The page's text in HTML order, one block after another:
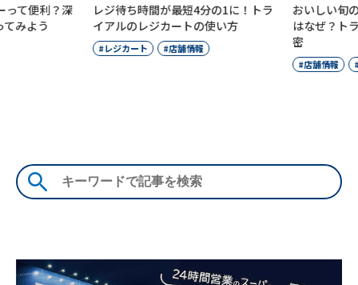
て便利？深
みよう
レジ待ち時間が最短4分の1に！トラ
イアルのレジカートの使い方
レジカート 店舗情報
おいしい旬
はなぜ？ト
密
店舗情報